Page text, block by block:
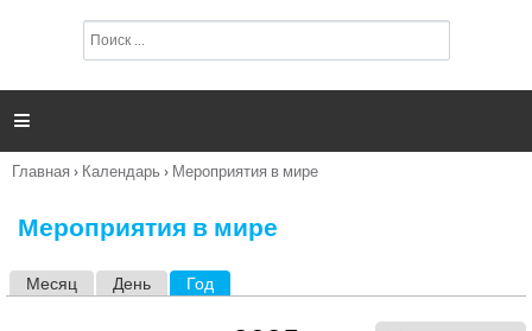
п
и

Вы
Главная › Календарь › Мероприятия в мире
Мероприятия в мире
Месяц День Год